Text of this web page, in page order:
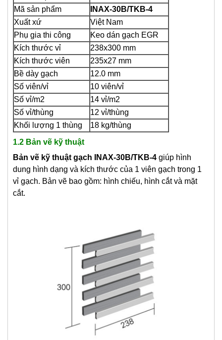
Mã sản phẩm
INAX-30B/TKB-4
Xuất xứ
Việt Nam
Phụ gia thi công
Keo dán gạch EGR
Kích thước vỉ
238x300 mm
Kích thước viên
235x27 mm
Bề dày gạch
12.0 mm
Số viên/vỉ
10 viên/vỉ
Số vỉ/m2
14 vỉ/m2
Số vỉ/thùng
12 vỉ/thùng
Khối lượng 1 thùng
18 kg/thùng
1.2 Bản vẽ kỹ thuật
Bản vẽ kỹ thuật gạch INAX-30B/TKB-4 giúp hình
dung hình dạng và kích thước của 1 viên gạch trong 1
vỉ gạch. Bản vẽ bao gồm: hình chiếu, hình cắt và mặt
cắt.